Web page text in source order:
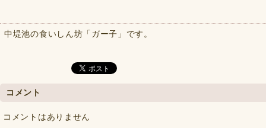
中堤池の食いしん坊「ガー子」です。
コメント
コメントはありません